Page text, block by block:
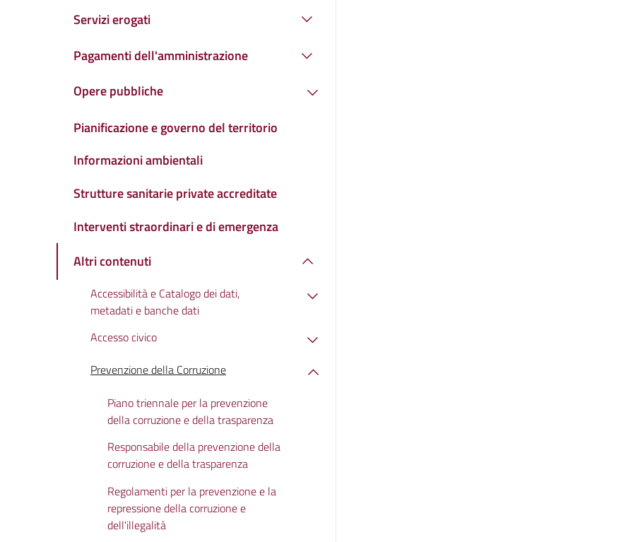
Servizi erogati
Pagamenti dell'amministrazione
Opere pubbliche
Pianificazione e governo del territorio
Informazioni ambientali
Strutture sanitarie private accreditate
Interventi straordinari e di emergenza
Altri contenuti
Accessibilità e Catalogo dei dati,
metadati e banche dati
Accesso civico
Prevenzione della Corruzione
Piano triennale per la prevenzione
della corruzione e della trasparenza
Responsabile della prevenzione della
corruzione e della trasparenza
Regolamenti per la prevenzione e la
repressione della corruzione e
dell'illegalità